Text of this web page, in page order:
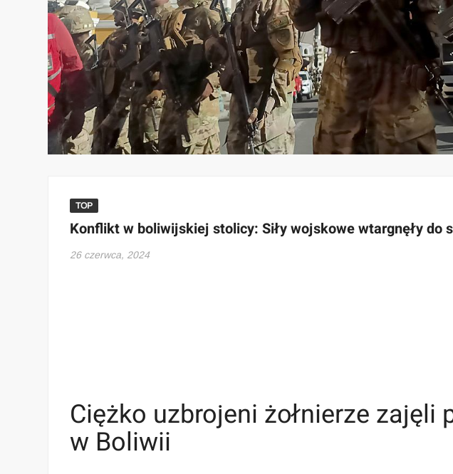
TOP
Konflikt w boliwijskiej stolicy: Siły wojskowe wtargnęły do
26 czerwca, 2024
Ciężko uzbrojeni żołnierze zajęli
w Boliwii